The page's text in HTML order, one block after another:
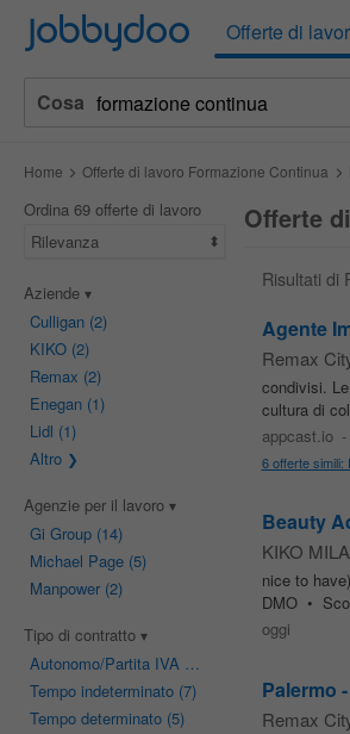
Jobbydoo Offerte di
Cosa
Home Offerte di lavoro Formazione Continua
Ordina 69 offerte di lavoro
Rilevanza
Aziende
Culligan(2)
KIKO(2)
Remax (2)
Enegan(1)
Lidl (1)
Altro
Agenzie per il lavoro
Gi Group(14)
Michael Page(5)
Manpower(2)
Tipo di contratto
Autonomo/Partita IVA(7)
Tempo indeterminato(7)
Tempo determinato(5)
Offerte
Risultati di
Agente
Remax
condivisi.
cultura di
appcast.io -
6 offerte simili:
Beauty
KIKO
nice to
DMO •
oggi
Palermo
Remax